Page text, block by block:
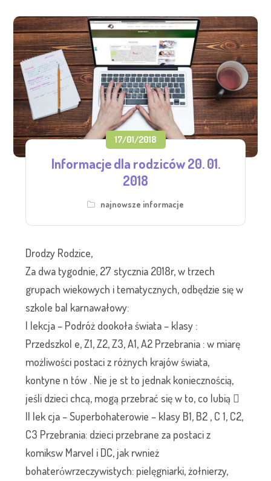
17/01/2018
Informacje dla rodziców 20. 01.
2018
najnowsze informacje
Drodzy Rodzice,
Za dwa tygodnie, 27 stycznia 2018r, w trzech
grupach wiekowych i tematycznych, odbędzie się w
szkole bal karnawałowy:
I lekcja – Podróż dookoła świata – klasy :
Przedszkol e, Z1, Z2, Z3, A1, A2 Przebrania : w miarę
możliwości postaci z różnych krajów świata,
kontyne n tów . Nie je st to jednak koniecznością,
jeśli dzieci chcą, mogą przebrać się w to, co lubią 
II lek cja – Superbohaterowie – klasy B1, B2 , C 1, C2,
C3 Przebrania: dzieci przebrane za postaci z
komiksw Marvel i DC, jak rwnież
bohaterόwrzeczywistych: pielęgniarki, żołnierzy,